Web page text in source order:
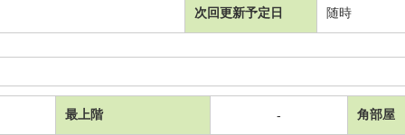
次回更新予定日 随時
最上階 - 角部屋